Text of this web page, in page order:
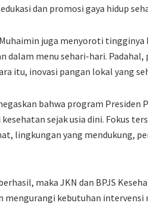
dan promosi gaya hidup
juga menyoroti
dalam menu sehari-hari.
itu, inovasi pangan lokal yang
bahwa program
sejak usia dini. Fokus
lingkungan yang mendukung,
maka JKN dan BPJS
mengurangi kebutuhan